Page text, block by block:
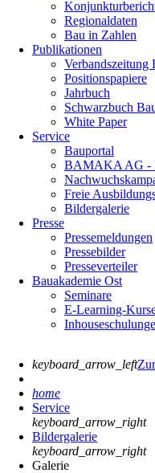
Regionaldaten
Bau in Zahlen
Publikationen
Positionspapiere
Jahrbuch
Schwarzbuch
White Paper
Service
Bauportal
BAMAKA AG -
Freie
Bildergalerie
Presse
Pressemeldungen
Pressebilder
Presseverteiler
Bauakademie Ost
Seminare
E-Learning-
keyboard_arrow_left
home
Service
keyboard_arrow_right
Bildergalerie
keyboard_arrow_right
Galerie